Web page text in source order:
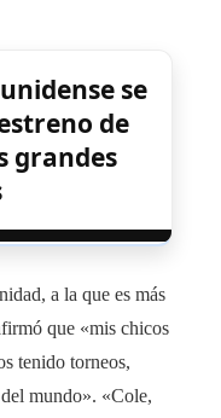
se
de
grandes
a la que es más
que «mis chicos
tenido torneos,
mundo». «Cole,